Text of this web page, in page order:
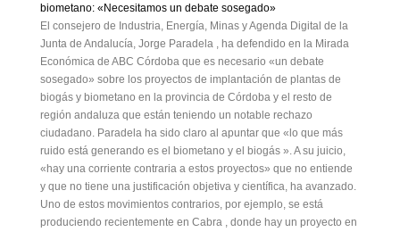
biometano: «Necesitamos un debate sosegado»
El consejero de Industria, Energía, Minas y Agenda Digital de la
Junta de Andalucía, Jorge Paradela , ha defendido en la Mirada
Económica de ABC Córdoba que es necesario «un debate
sosegado» sobre los proyectos de implantación de plantas de
biogás y biometano en la provincia de Córdoba y el resto de
región andaluza que están teniendo un notable rechazo
ciudadano. Paradela ha sido claro al apuntar que «lo que más
ruido está generando es el biometano y el biogás ». A su juicio,
«hay una corriente contraria a estos proyectos» que no entiende
y que no tiene una justificación objetiva y científica, ha avanzado.
Uno de estos movimientos contrarios, por ejemplo, se está
produciendo recientemente en Cabra , donde hay un proyecto en